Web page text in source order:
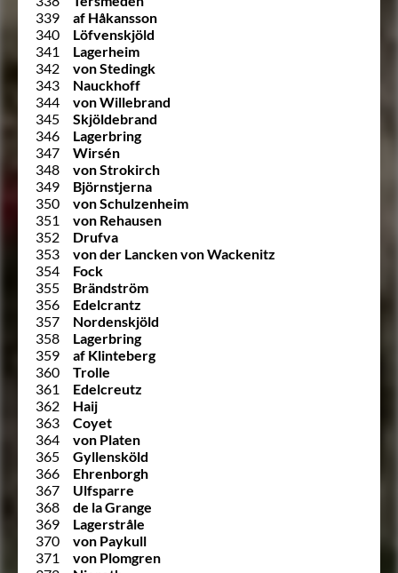
339
af Håkansson
340
Löfvenskjöld
341
Lagerheim
342
von Stedingk
343
Nauckhoff
344
von Willebrand
345
Skjöldebrand
346
Lagerbring
347
Wirsén
348
von Strokirch
349
Björnstjerna
350
von Schulzenheim
351
von Rehausen
352
Drufva
353
von der Lancken von Wackenitz
354
Fock
355
Brändström
356
Edelcrantz
357
Nordenskjöld
358
Lagerbring
359
af Klinteberg
360
Trolle
361
Edelcreutz
362
Haij
363
Coyet
364
von Platen
365
Gyllensköld
366
Ehrenborgh
367
Ulfsparre
368
de la Grange
369
Lagerstråle
370
von Paykull
371
von Plomgren